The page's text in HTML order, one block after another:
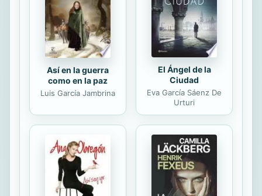
sonrisa. Tiene muy claros sus
objetivos y no permitirá que nada...
Así en la guerra
como en la paz
Luis García Jambrina
El Ángel de la
Ciudad
Eva García Sáenz De
Urturi